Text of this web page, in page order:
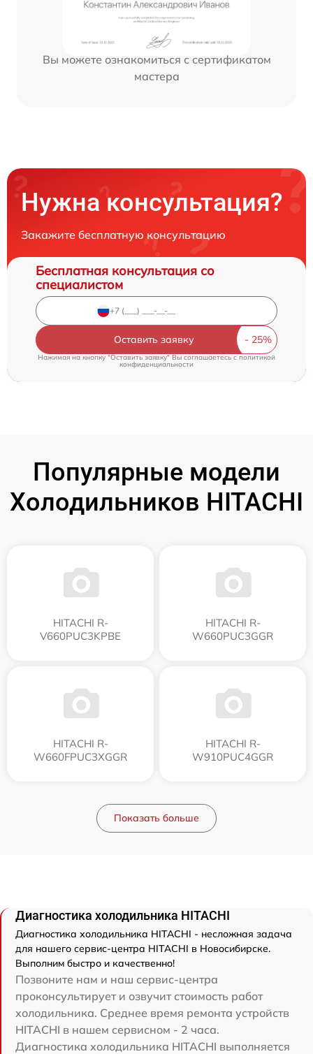
Вы можете ознакомиться с сертификатом
мастера
Нужна консультация?
Закажите бесплатную консультацию
Бесплатная консультация со
специалистом
Оставить заявку
Нажимая на кнопку "Оставить заявку" Вы соглашаетесь cполитикой
конфиденциальности
Популярные модели
Холодильников HITACHI
HITACHI R-
V660PUC3KPBE
HITACHI R-
W660PUC3GGR
HITACHI R-
W660FPUC3XGGR
HITACHI R-
W910PUC4GGR
Показать больше
Диагностика холодильника HITACHI
Диагностика холодильника HITACHI - несложная задача
для нашего сервис-центра HITACHI в Новосибирске.
Выполним быстро и качественно!
Позвоните нам и наш сервис-центра
проконсультирует и озвучит стоимость работ
холодильника. Среднее время ремонта устройств
HITACHI в нашем сервисном - 2 часа.
Диагностика холодильника HITACHI выполняется